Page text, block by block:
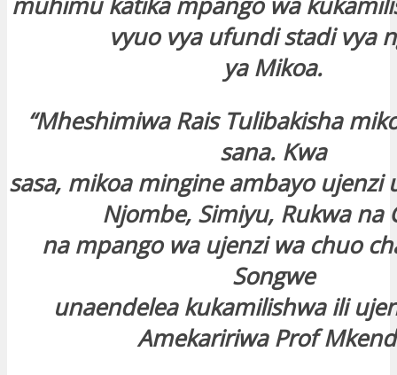
vyuo vya ufundi stadi vya
ya Mikoa.
“Mheshimiwa Rais Tulibakisha
sana. Kwa
sasa, mikoa mingine ambayo ujenzi
Njombe, Simiyu, Rukwa na
na mpango wa ujenzi wa chuo
Songwe
unaendelea kukamilishwa ili
Amekaririwa Prof